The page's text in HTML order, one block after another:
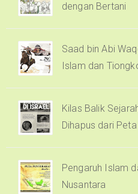
dengan Bertani
Saad bin Abi
Islam dan
Kilas Balik
Dihapus dari Peta
Pengaruh Islam
Nusantara